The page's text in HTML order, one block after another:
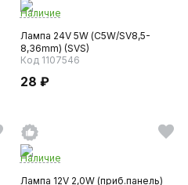
Наличие
Лампа 24V 5W (С5W/SV8,5-
8,36mm) (SVS)
Код 1107546
28 ₽
Наличие
Лампа 12V 2,0W (приб.панель)